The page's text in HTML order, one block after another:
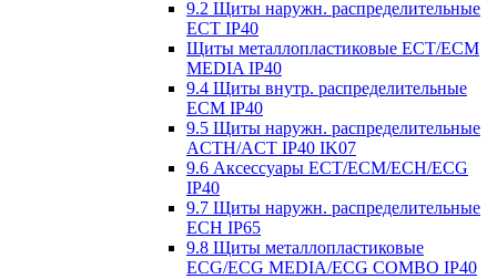
9.2 Щиты наружн. распределительные
ECT IP40
Щиты металлопластиковые ECT/ECM
MEDIA IP40
9.4 Щиты внутр. распределительные
ECМ IP40
9.5 Щиты наружн. распределительные
ACTH/ACT IP40 IK07
9.6 Аксессуары ECT/ECM/ECH/ECG
IP40
9.7 Щиты наружн. распределительные
ECH IP65
9.8 Щиты металлопластиковые
ECG/ECG MEDIA/ECG COMBO IP40